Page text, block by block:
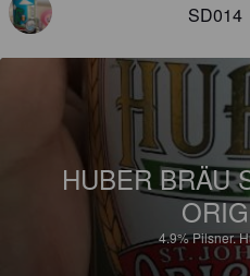
SD014
HUBER BRÄU
4.9%Pilsner.